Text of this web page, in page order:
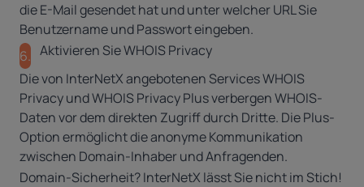
die E-Mail gesendet hat und unter welcher URL Sie
Benutzername und Passwort eingeben.
6. Aktivieren Sie WHOIS Privacy
Die von InterNetX angebotenen Services WHOIS
Privacy und WHOIS Privacy Plus verbergen WHOIS-
Daten vor dem direkten Zugriff durch Dritte. Die Plus-
Option ermöglicht die anonyme Kommunikation
zwischen Domain-Inhaber und Anfragenden.
Domain-Sicherheit? InterNetX lässt Sie nicht im Stich!